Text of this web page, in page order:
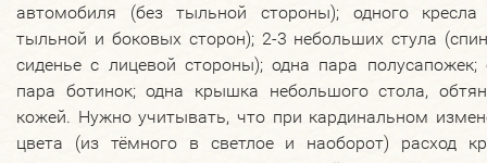
автомобиля (без тыльной стороны); одного кресла
тыльной и боковых сторон); 2-3 небольших стула
сиденье с лицевой стороны); одна пара полусапожек;
пара ботинок; одна крышка небольшого стола,
кожей. Нужно учитывать, что при кардинальном
цвета (из тёмного в светлое и наоборот) расход